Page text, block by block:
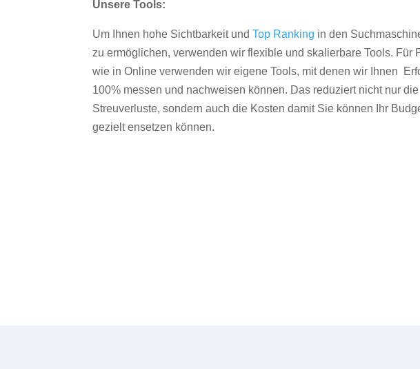
Unsere Tools:
Um Ihnen hohe Sichtbarkeit undTop Ranking in den
zu ermöglichen, verwenden wir flexible und skalierbare Tools. Für
wie in Online verwenden wir eigene Tools, mit denen wir Ihnen
100% messen und nachweisen können. Das reduziert nicht nur die
Streuverluste, sondern auch die Kosten damit Sie können Ihr
gezielt ensetzen können.